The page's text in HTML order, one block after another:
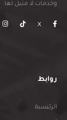
وخدمات لا مثيل لها.
X
روابط
الرئيسية